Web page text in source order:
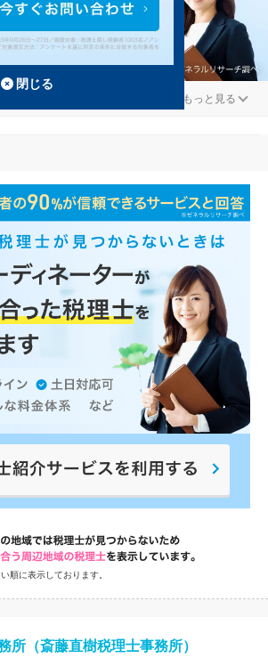
もっと見る
順に表示しております。
所（斎藤直樹税理士事務所）
閉じる